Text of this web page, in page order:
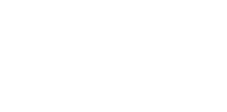
Berikut Pilihan Harga Paket , Rute , Tempat , dan